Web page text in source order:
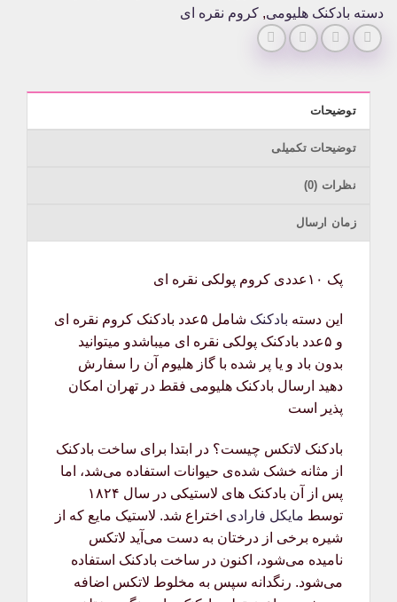
دسته بادکنک هلیومی, کروم نقره ای
توضیحات
توضیحات تکمیلی
نظرات (0)
زمان ارسال
پک ۱۰عددی کروم پولکی نقره ای
این دسته بادکنک
شامل ۵عدد بادکنک کروم نقره ای
و ۵عدد بادکنک پولکی نقره ای میباشدو میتوانید
بدون باد و یا پر شده با گاز هلیوم آن را سفارش
دهید ارسال بادکنک هلیومی فقط در تهران امکان
پذیر است
بادکنک لاتکس چیست؟ در ابتدا برای ساخت بادکنک
از مثانه خشک شده‌ی حیوانات استفاده می‌شد، اما
پس از آن بادکنک های لاستیکی در سال ۱۸۲۴
توسط مایکل فارادی اختراع شد. لاستیک مایع که از
شیره برخی از درختان به دست می‌آید لاتکس
نامیده می‌شود، اکنون در ساخت بادکنک استفاده
می‌شود. رنگدانه سپس به مخلوط لاتکس اضافه